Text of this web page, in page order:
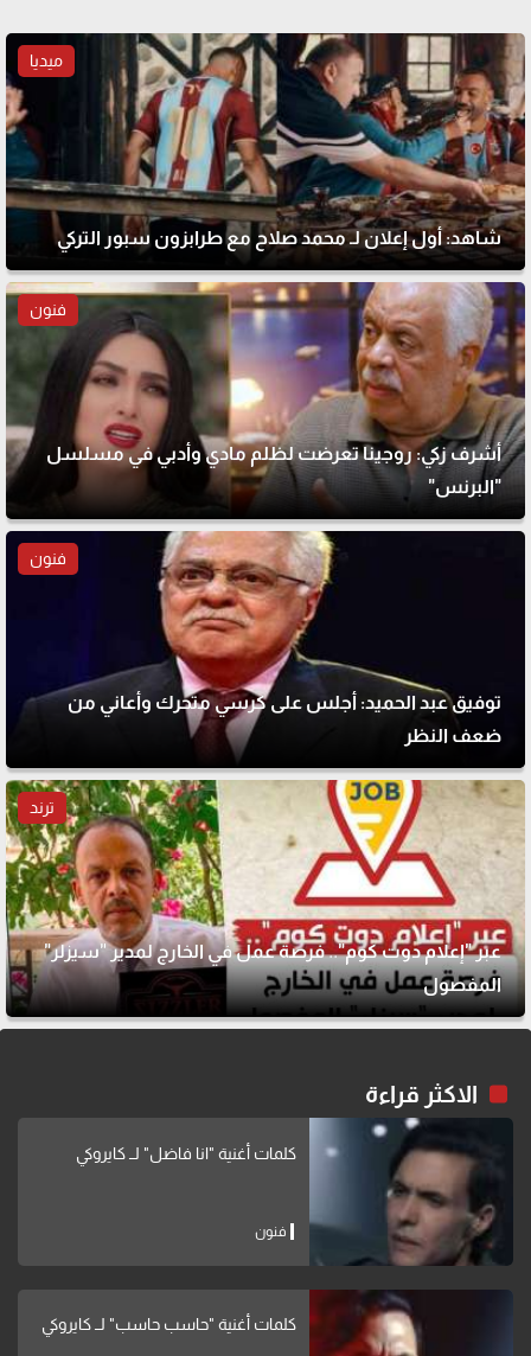
ميديا
شاهد: أول إعلان لـ محمد صلاح مع طرابزون سبور التركي
فنون
أشرف زكي: روجينا تعرضت لظلم مادي وأدبي في مسلسل
"البرنس"
فنون
توفيق عبد الحميد: أجلس على كرسي متحرك وأعاني من
ضعف النظر
ترند
عبر "إعلام دوت كوم".. فرصة عمل في الخارج لمدير "سيزلر"
المفصول
الاكثر قراءة
كلمات أغنية "انا فاضل" لــ كايروكي
فنون
كلمات أغنية "حاسب حاسب" لــ كايروكي